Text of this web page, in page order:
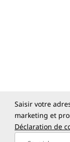
Saisir votre
marketing et
Déclaration de